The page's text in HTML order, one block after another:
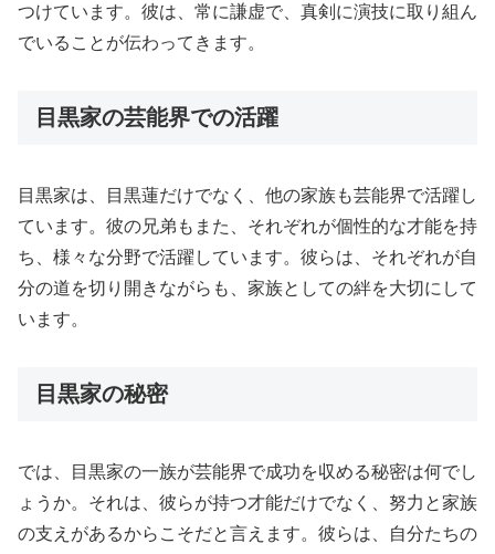
つけています。彼は、常に謙虚で、真剣に演技に取り組ん
でいることが伝わってきます。
目黒家の芸能界での活躍
目黒家は、目黒蓮だけでなく、他の家族も芸能界で活躍し
ています。彼の兄弟もまた、それぞれが個性的な才能を持
ち、様々な分野で活躍しています。彼らは、それぞれが自
分の道を切り開きながらも、家族としての絆を大切にして
います。
目黒家の秘密
では、目黒家の一族が芸能界で成功を収める秘密は何でし
ょうか。それは、彼らが持つ才能だけでなく、努力と家族
の支えがあるからこそだと言えます。彼らは、自分たちの